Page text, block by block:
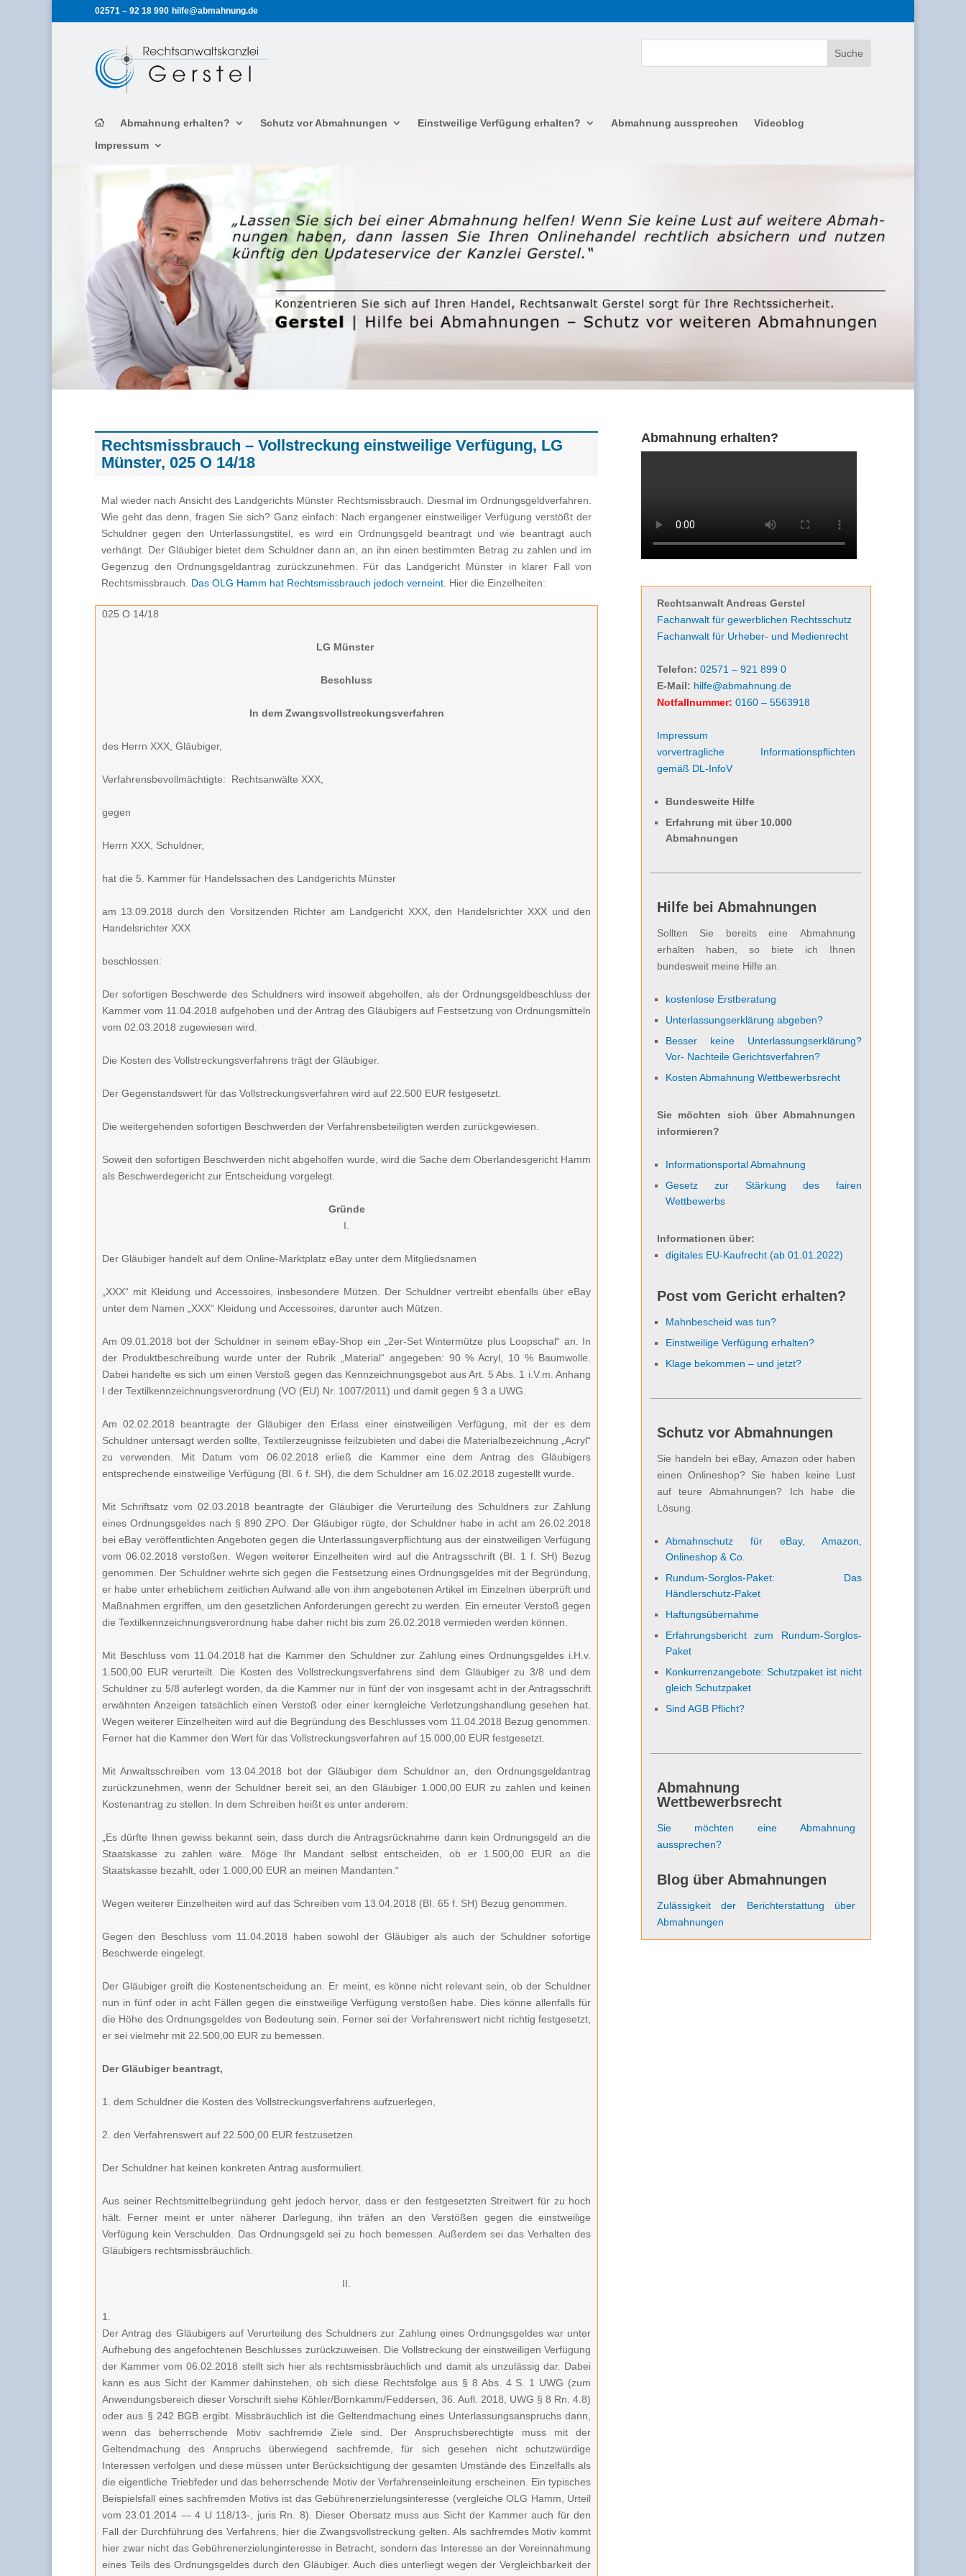
02571 – 92 18 990 hilfe@abmahnung.de
Abmahnung erhalten? Schutz vor Abmahnungen Einstweilige Verfügung erhalten? Abmahnung aussprechen
Videoblog
Impressum
Rechtsmissbrauch – Vollstreckung einstweilige Verfügung, LG
Münster, 025 O 14/18
Mal wieder nach Ansicht des Landgerichts Münster Rechtsmissbrauch. Diesmal im Ordnungsgeldverfahren.
Wie geht das denn, fragen Sie sich? Ganz einfach: Nach ergangener einstweiliger Verfügung verstößt der
Schuldner gegen den Unterlassungstitel, es wird ein Ordnungsgeld beantragt und wie beantragt auch
verhängt. Der Gläubiger bietet dem Schuldner dann an, an ihn einen bestimmten Betrag zu zahlen und im
Gegenzug den Ordnungsgeldantrag zurückzunehmen. Für das Landgericht Münster in klarer Fall von
Rechtsmissbrauch. Das OLG Hamm hat Rechtsmissbrauch jedoch verneint . Hier die Einzelheiten:
025 O 14/18
LG Münster
Beschluss
In dem Zwangsvollstreckungsverfahren
des Herrn XXX, Gläubiger,
Verfahrensbevollmächtigte: Rechtsanwälte XXX,
gegen
Herrn XXX, Schuldner,
hat die 5. Kammer für Handelssachen des Landgerichts Münster
am 13.09.2018 durch den Vorsitzenden Richter am Landgericht XXX, den Handelsrichter XXX und den
Handelsrichter XXX
beschlossen:
Der sofortigen Beschwerde des Schuldners wird insoweit abgeholfen, als der Ordnungsgeldbeschluss der
Kammer vom 11.04.2018 aufgehoben und der Antrag des Gläubigers auf Festsetzung von Ordnungsmitteln
vom 02.03.2018 zugewiesen wird.
Die Kosten des Vollstreckungsverfahrens trägt der Gläubiger.
Der Gegenstandswert für das Vollstreckungsverfahren wird auf 22.500 EUR festgesetzt.
Die weitergehenden sofortigen Beschwerden der Verfahrensbeteiligten werden zurückgewiesen.
Soweit den sofortigen Beschwerden nicht abgeholfen wurde, wird die Sache dem Oberlandesgericht Hamm
als Beschwerdegericht zur Entscheidung vorgelegt.
Gründe
I.
Der Gläubiger handelt auf dem Online-Marktplatz eBay unter dem Mitgliedsnamen
„XXX“ mit Kleidung und Accessoires, insbesondere Mützen. Der Schuldner vertreibt ebenfalls über eBay
unter dem Namen „XXX“ Kleidung und Accessoires, darunter auch Mützen.
Am 09.01.2018 bot der Schuldner in seinem eBay-Shop ein „2er-Set Wintermütze plus Loopschal“ an. In
der Produktbeschreibung wurde unter der Rubrik „Material“ angegeben: 90 % Acryl, 10 % Baumwolle.
Dabei handelte es sich um einen Verstoß gegen das Kennzeichnungsgebot aus Art. 5 Abs. 1 i.V.m. Anhang
I der Textilkennzeichnungsverordnung (VO (EU) Nr. 1007/2011) und damit gegen § 3 a UWG.
Am 02.02.2018 beantragte der Gläubiger den Erlass einer einstweiligen Verfügung, mit der es dem
Schuldner untersagt werden sollte, Textilerzeugnisse feilzubieten und dabei die Materialbezeichnung „Acryl“
zu verwenden. Mit Datum vom 06.02.2018 erließ die Kammer eine dem Antrag des Gläubigers
entsprechende einstweilige Verfügung (BI. 6 f. SH), die dem Schuldner am 16.02.2018 zugestellt wurde.
Mit Schriftsatz vom 02.03.2018 beantragte der Gläubiger die Verurteilung des Schuldners zur Zahlung
eines Ordnungsgeldes nach § 890 ZPO. Der Gläubiger rügte, der Schuldner habe in acht am 26.02.2018
bei eBay veröffentlichten Angeboten gegen die Unterlassungsverpflichtung aus der einstweiligen Verfügung
vom 06.02.2018 verstoßen. Wegen weiterer Einzelheiten wird auf die Antragsschrift (BI. 1 f. SH) Bezug
genommen. Der Schuldner wehrte sich gegen die Festsetzung eines Ordnungsgeldes mit der Begründung,
er habe unter erheblichem zeitlichen Aufwand alle von ihm angebotenen Artikel im Einzelnen überprüft und
Maßnahmen ergriffen, um den gesetzlichen Anforderungen gerecht zu werden. Ein erneuter Verstoß gegen
die Textilkennzeichnungsverordnung habe daher nicht bis zum 26.02.2018 vermieden werden können.
Mit Beschluss vom 11.04.2018 hat die Kammer den Schuldner zur Zahlung eines Ordnungsgeldes i.H.v.
1.500,00 EUR verurteilt. Die Kosten des Vollstreckungsverfahrens sind dem Gläubiger zu 3/8 und dem
Schuldner zu 5/8 auferlegt worden, da die Kammer nur in fünf der von insgesamt acht in der Antragsschrift
erwähnten Anzeigen tatsächlich einen Verstoß oder einer kerngleiche Verletzungshandlung gesehen hat.
Wegen weiterer Einzelheiten wird auf die Begründung des Beschlusses vom 11.04.2018 Bezug genommen.
Ferner hat die Kammer den Wert für das Vollstreckungsverfahren auf 15.000,00 EUR festgesetzt.
Mit Anwaltsschreiben vom 13.04.2018 bot der Gläubiger dem Schuldner an, den Ordnungsgeldantrag
zurückzunehmen, wenn der Schuldner bereit sei, an den Gläubiger 1.000,00 EUR zu zahlen und keinen
Kostenantrag zu stellen. In dem Schreiben heißt es unter anderem:
„Es dürfte Ihnen gewiss bekannt sein, dass durch die Antragsrücknahme dann kein Ordnungsgeld an die
Staatskasse zu zahlen wäre. Möge Ihr Mandant selbst entscheiden, ob er 1.500,00 EUR an die
Staatskasse bezahlt, oder 1.000,00 EUR an meinen Mandanten.“
Wegen weiterer Einzelheiten wird auf das Schreiben vom 13.04.2018 (BI. 65 f. SH) Bezug genommen.
Gegen den Beschluss vom 11.04.2018 haben sowohl der Gläubiger als auch der Schuldner sofortige
Beschwerde eingelegt.
Der Gläubiger greift die Kostenentscheidung an. Er meint, es könne nicht relevant sein, ob der Schuldner
nun in fünf oder in acht Fällen gegen die einstweilige Verfügung verstoßen habe. Dies könne allenfalls für
die Höhe des Ordnungsgeldes von Bedeutung sein. Ferner sei der Verfahrenswert nicht richtig festgesetzt,
er sei vielmehr mit 22.500,00 EUR zu bemessen.
Der Gläubiger beantragt,
1. dem Schuldner die Kosten des Vollstreckungsverfahrens aufzuerlegen,
2. den Verfahrenswert auf 22.500,00 EUR festzusetzen.
Der Schuldner hat keinen konkreten Antrag ausformuliert.
Aus seiner Rechtsmittelbegründung geht jedoch hervor, dass er den festgesetzten Streitwert für zu hoch
hält. Ferner meint er unter näherer Darlegung, ihn träfen an den Verstößen gegen die einstweilige
Verfügung kein Verschulden. Das Ordnungsgeld sei zu hoch bemessen. Außerdem sei das Verhalten des
Gläubigers rechtsmissbräuchlich.
II.
1.
Der Antrag des Gläubigers auf Verurteilung des Schuldners zur Zahlung eines Ordnungsgeldes war unter
Aufhebung des angefochtenen Beschlusses zurückzuweisen. Die Vollstreckung der einstweiligen Verfügung
der Kammer vom 06.02.2018 stellt sich hier als rechtsmissbräuchlich und damit als unzulässig dar. Dabei
kann es aus Sicht der Kammer dahinstehen, ob sich diese Rechtsfolge aus § 8 Abs. 4 S. 1 UWG (zum
Anwendungsbereich dieser Vorschrift siehe Köhler/Bornkamm/Feddersen, 36. Aufl. 2018, UWG § 8 Rn. 4.8)
oder aus § 242 BGB ergibt. Missbräuchlich ist die Geltendmachung eines Unterlassungsanspruchs dann,
wenn das beherrschende Motiv sachfremde Ziele sind. Der Anspruchsberechtigte muss mit der
Geltendmachung des Anspruchs überwiegend sachfremde, für sich gesehen nicht schutzwürdige
Interessen verfolgen und diese müssen unter Berücksichtigung der gesamten Umstände des Einzelfalls als
die eigentliche Triebfeder und das beherrschende Motiv der Verfahrenseinleitung erscheinen. Ein typisches
Beispielsfall eines sachfremden Motivs ist das Gebührenerzielungsinteresse (vergleiche OLG Hamm, Urteil
vom 23.01.2014 — 4 U 118/13-, juris Rn. 8). Dieser Obersatz muss aus Sicht der Kammer auch für den
Fall der Durchführung des Verfahrens, hier die Zwangsvollstreckung gelten. Als sachfremdes Motiv kommt
hier zwar nicht das Gebührenerzielunginteresse in Betracht, sondern das Interesse an der Vereinnahmung
eines Teils des Ordnungsgeldes durch den Gläubiger. Auch dies unterliegt wegen der Vergleichbarkeit der
Abmahnung erhalten?
Rechtsanwalt Andreas Gerstel
Fachanwalt für gewerblichen Rechtsschutz
Fachanwalt für Urheber- und Medienrecht
Telefon: 02571 – 921 899 0
E-Mail: hilfe@abmahnung.de
Notfallnummer: 0160 – 5563918
Impressum
vorvertragliche Informationspflichten
gemäß DL-InfoV
Bundesweite Hilfe
Erfahrung mit über 10.000
Abmahnungen
Hilfe bei Abmahnungen
Sollten Sie bereits eine Abmahnung
erhalten haben, so biete ich Ihnen
bundesweit meine Hilfe an.
kostenlose Erstberatung
Unterlassungserklärung abgeben?
Besser keine Unterlassungserklärung?
Vor- Nachteile Gerichtsverfahren?
Kosten Abmahnung Wettbewerbsrecht
Sie möchten sich über Abmahnungen
informieren?
Informationsportal Abmahnung
Gesetz zur Stärkung des fairen
Wettbewerbs
Informationen über:
digitales EU-Kaufrecht (ab 01.01.2022)
Post vom Gericht erhalten?
Mahnbescheid was tun?
Einstweilige Verfügung erhalten?
Klage bekommen – und jetzt?
Schutz vor Abmahnungen
Sie handeln bei eBay, Amazon oder haben
einen Onlineshop? Sie haben keine Lust
auf teure Abmahnungen? Ich habe die
Lösung.
Abmahnschutz für eBay, Amazon,
Onlineshop & Co.
Rundum-Sorglos-Paket: Das
Händlerschutz-Paket
Haftungsübernahme
Erfahrungsbericht zum Rundum-Sorglos-
Paket
Konkurrenzangebote: Schutzpaket ist nicht
gleich Schutzpaket
Sind AGB Pflicht?
Abmahnung
Wettbewerbsrecht
Sie möchten eine Abmahnung
aussprechen?
Blog über Abmahnungen
Zulässigkeit der Berichterstattung über
Abmahnungen